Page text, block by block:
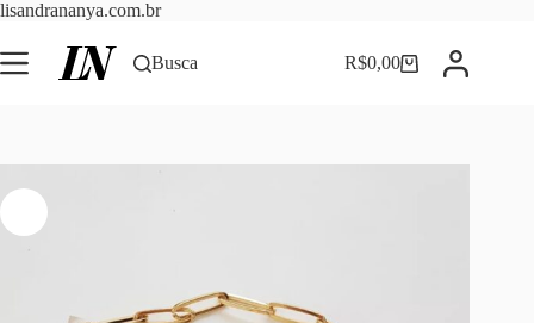
lisandrananya.com.brPular
o
conteúdo
Busca Carrinho
R$0,00